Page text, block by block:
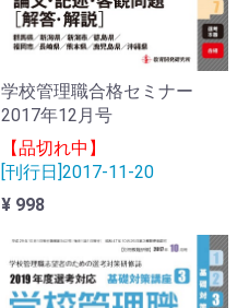
学校管理職合格セミナー
2017年12月号
【品切れ中】
[刊行日]2017-11-20
¥ 998